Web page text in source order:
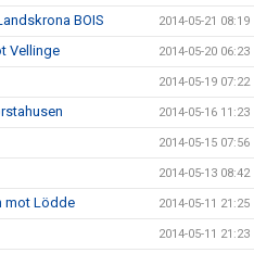
BOIS 2014-05-21 08:19
Vellinge 2014-05-20 06:23
2014-05-19 07:22
2014-05-16 11:23
2014-05-15 07:56
2014-05-13 08:42
mot Lödde 2014-05-11 21:25
2014-05-11 21:23